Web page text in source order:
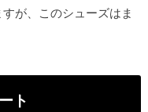
が、このシューズはま
ト